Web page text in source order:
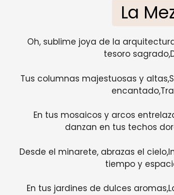
La
Oh, sublime joya de la
tesoro
Tus columnas majestuosas y
En tus mosaicos y arcos
danzan en tus techos
Desde el minarete, abrazas el
tiempo y
En tus jardines de dulces